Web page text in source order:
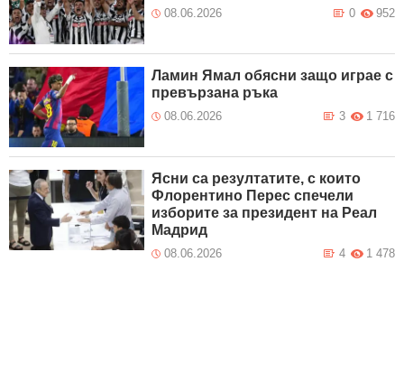
08.06.2026 952
0
Ламин Ямал обясни защо играе с
превързана ръка
08.06.2026 1 716
3
Ясни са резултатите, с които
Флорентино Перес спечели
изборите за президент на Реал
Мадрид
08.06.2026 1 478
4